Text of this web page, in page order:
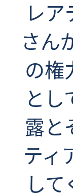
レア
さん
の権
とし
露と
ティ
し